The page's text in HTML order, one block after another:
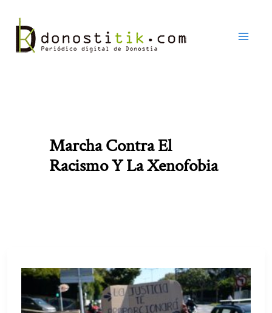
contenido
Marcha Contra El
Racismo Y La Xenofobia